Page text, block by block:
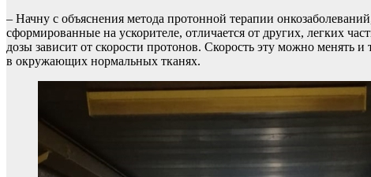
– Начну с объяснения метода протонной терапии
сформированные на ускорителе, отличается от других, легких
дозы зависит от скорости протонов. Скорость эту можно
в окружающих нормальных тканях.